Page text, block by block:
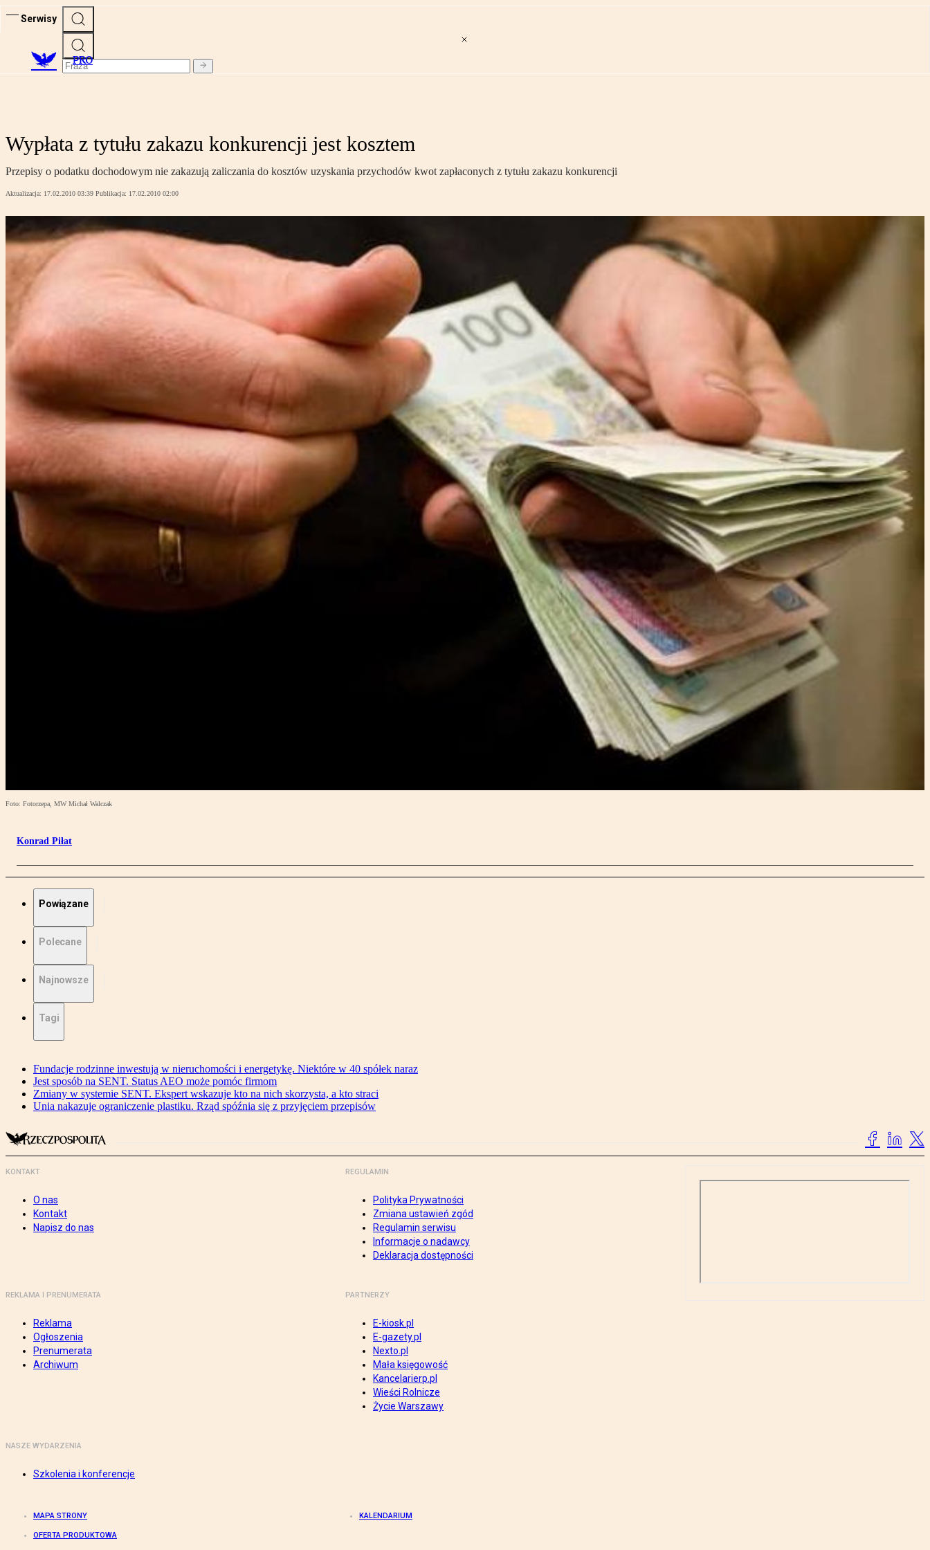
Serwisy
PRO
Wypłata z tytułu zakazu konkurencji jest kosztem
Przepisy o podatku dochodowym nie zakazują zaliczania do kosztów uzyskania przychodów kwot zapłaconych z tytułu zakazu konkurencji
Aktualizacja: 17.02.2010 03:39 Publikacja: 17.02.2010 02:00
Foto: Fotorzepa, MW Michał Walczak
Konrad Piłat
Powiązane
Polecane
Najnowsze
Tagi
Fundacje rodzinne inwestują w nieruchomości i energetykę. Niektóre w 40 spółek naraz
Jest sposób na SENT. Status AEO może pomóc firmom
Zmiany w systemie SENT. Ekspert wskazuje kto na nich skorzysta, a kto straci
Unia nakazuje ograniczenie plastiku. Rząd spóźnia się z przyjęciem przepisów
KONTAKT
O nas
Kontakt
Napisz do nas
REGULAMIN
Polityka Prywatności
Zmiana ustawień zgód
Regulamin serwisu
Informacje o nadawcy
Deklaracja dostępności
REKLAMA I PRENUMERATA
Reklama
Ogłoszenia
Prenumerata
Archiwum
PARTNERZY
E-kiosk.pl
E-gazety.pl
Nexto.pl
Mała księgowość
Kancelarierp.pl
Wieści Rolnicze
Życie Warszawy
NASZE WYDARZENIA
Szkolenia i konferencje
MAPA STRONY KALENDARIUM
OFERTA PRODUKTOWA